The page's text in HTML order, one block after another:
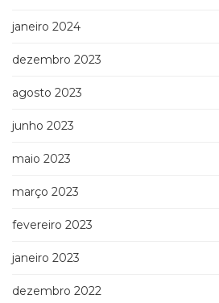
janeiro 2024
dezembro 2023
agosto 2023
junho 2023
maio 2023
março 2023
fevereiro 2023
janeiro 2023
dezembro 2022